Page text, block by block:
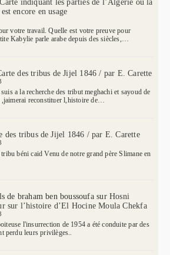
Carte indiquant les parties de l’Algérie où la
encore en usage
votre travail. Quelle est votre preuve pour
Kabylie parle arabe depuis des siècles,…
des tribus de Jijel 1846 / par E. Carette
a la recherche des tribut meghachi et sayoud de
,jaimerai reconstituer l,histoire de…
des tribus de Jijel 1846 / par E. Carette
béni caid Venu de notre grand père Slimane en
de braham ben boussoufasur Hosni
sur l’histoire d’El Hocine Moula Chekfa
l'insurrection de 1954 a été conduite par des
perdu leurs privilèges..